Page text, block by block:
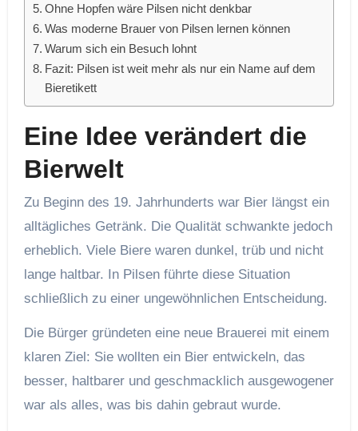
Ohne Hopfen wäre Pilsen nicht denkbar
Was moderne Brauer von Pilsen lernen können
Warum sich ein Besuch lohnt
Fazit: Pilsen ist weit mehr als nur ein Name auf dem
Bieretikett
Eine Idee verändert die
Bierwelt
Zu Beginn des 19. Jahrhunderts war Bier längst ein
alltägliches Getränk. Die Qualität schwankte jedoch
erheblich. Viele Biere waren dunkel, trüb und nicht
lange haltbar. In Pilsen führte diese Situation
schließlich zu einer ungewöhnlichen Entscheidung.
Die Bürger gründeten eine neue Brauerei mit einem
klaren Ziel: Sie wollten ein Bier entwickeln, das
besser, haltbarer und geschmacklich ausgewogener
war als alles, was bis dahin gebraut wurde.